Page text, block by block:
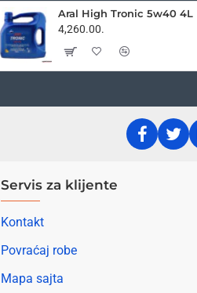
Aral High Tronic 5w40 4L
4,260.00.
Servis za klijente
Kontakt
Povraćaj robe
Mapa sajta